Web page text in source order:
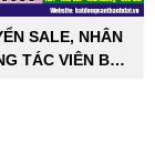
SALE, NHÂN
TÁC VIÊN BẤT